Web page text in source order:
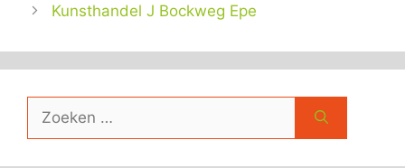
Kunsthandel J Bockweg Epe
naar: